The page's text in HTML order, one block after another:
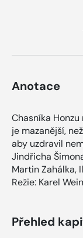
Anotace
Chasníka
je mazanější,
aby uzdravil
Jindřicha
Martin Zahálka,
Režie: Karel
Přehled